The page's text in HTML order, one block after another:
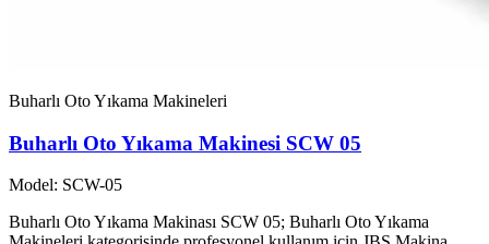
Buharlı Oto Yıkama Makineleri
Buharlı Oto Yıkama Makinesi SCW 05
Model: SCW-05
Buharlı Oto Yıkama Makinası SCW 05; Buharlı Oto Yıkama